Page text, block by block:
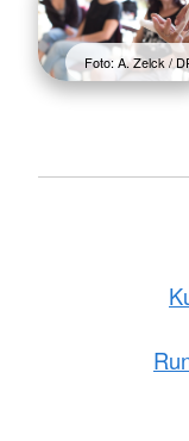
Foto: A. Zelck /